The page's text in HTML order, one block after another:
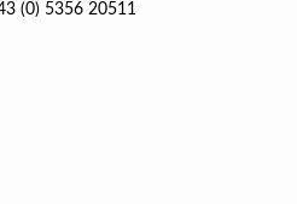
(0) 5356 20511